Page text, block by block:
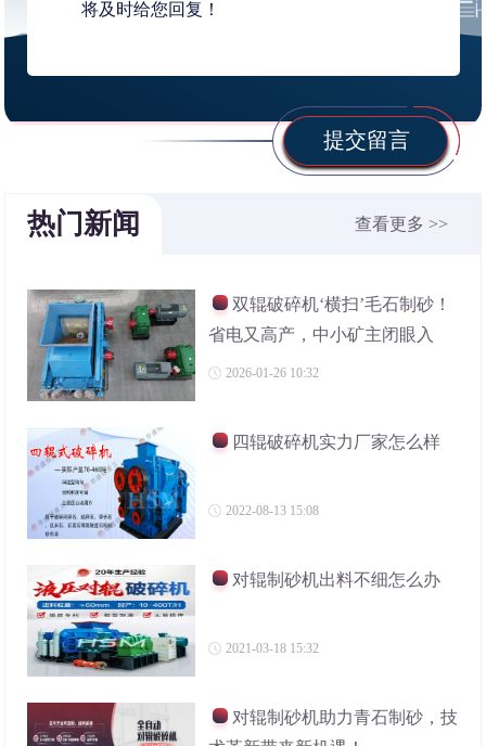
提交留言
热门新闻 查看更多 >>
双辊破碎机‘横扫’毛石制砂！
省电又高产，中小矿主闭眼入
2026-01-26 10:32
四辊破碎机实力厂家怎么样
2022-08-13 15:08
对辊制砂机出料不细怎么办
2021-03-18 15:32
对辊制砂机助力青石制砂，技